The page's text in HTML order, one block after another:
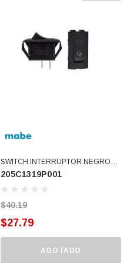
SWITCH INTERRUPTOR NEGRO
125V 8A (205C1319P001)
205C1319P001
$40.19
$27.79
AGOTADO